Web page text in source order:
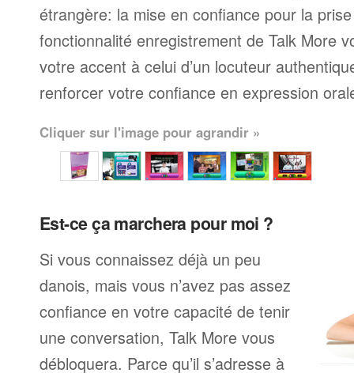
étrangère: la mise en confiance pour la
fonctionnalité enregistrement de Talk More
votre accent à celui d’un locuteur
renforcer votre confiance en expression
Cliquer sur l'image pour agrandir »
Est-ce ça marchera pour moi ?
Si vous connaissez déjà un peu
danois, mais vous n’avez pas assez
confiance en votre capacité de tenir
une conversation, Talk More vous
débloquera. Parce qu’il s’adresse à